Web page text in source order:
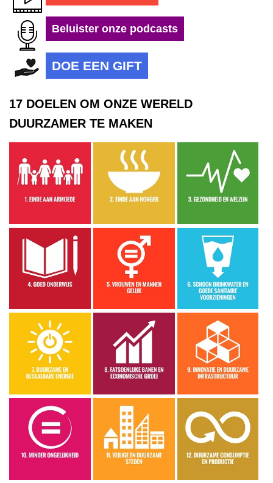
Beluister onze podcasts
DOE EEN GIFT
17 DOELEN OM ONZE WERELD
DUURZAMER TE MAKEN